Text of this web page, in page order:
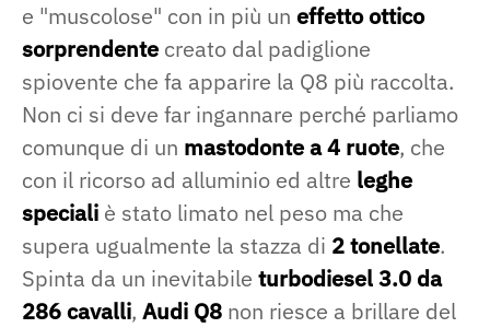
e "muscolose" con in più un effetto ottico
sorprendente creato dal padiglione
spiovente che fa apparire la Q8 più raccolta.
Non ci si deve far ingannare perché parliamo
comunque di un mastodonte a 4 ruote, che
con il ricorso ad alluminio ed altre leghe
speciali è stato limato nel peso ma che
supera ugualmente la stazza di 2 tonellate.
Spinta da un inevitabile turbodiesel 3.0 da
286 cavalli, Audi Q8 non riesce a brillare del